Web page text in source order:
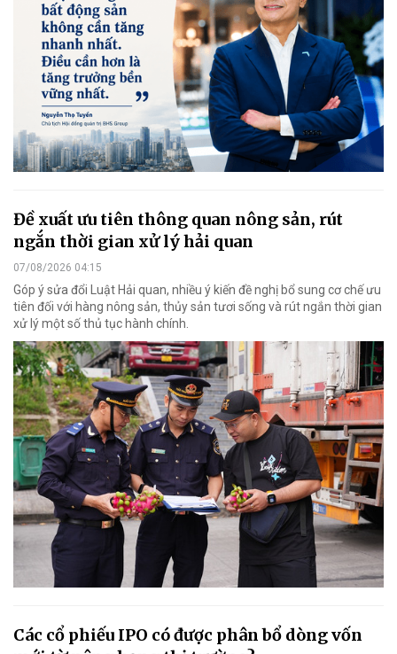
Đề xuất ưu tiên thông quan nông sản, rút
ngắn thời gian xử lý hải quan
07/08/2026 04:15
Góp ý sửa đổi Luật Hải quan, nhiều ý kiến đề nghị bổ sung cơ chế ưu
tiên đối với hàng nông sản, thủy sản tươi sống và rút ngắn thời gian
xử lý một số thủ tục hành chính.
Các cổ phiếu IPO có được phân bổ dòng vốn